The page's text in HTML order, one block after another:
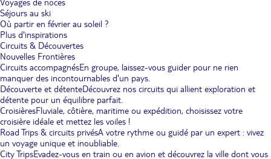
Voyages de noces
Séjours au ski
Où partir en février au soleil ?
Plus d'inspirations
Circuits & Découvertes
Nouvelles Frontières
Circuits accompagnésEn groupe, laissez-vous guider pour ne rien
manquer des incontournables d'un pays.
Découverte et détenteDécouvrez nos circuits qui allient exploration et
détente pour un équilibre parfait.
CroisièresFluviale, côtière, maritime ou expédition, choisissez votre
croisière idéale et mettez les voiles !
Road Trips & circuits privésA votre rythme ou guidé par un expert : vivez
un voyage unique et inoubliable.
City TripsEvadez-vous en train ou en avion et découvrez la ville dont vous